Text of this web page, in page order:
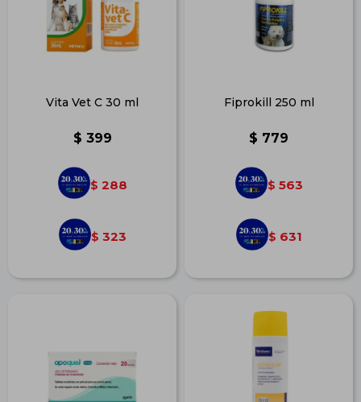
Vita Vet C 30 ml
$ 399
$ 288
$ 323
Fiprokill 250 ml
$ 779
$ 563
$ 631